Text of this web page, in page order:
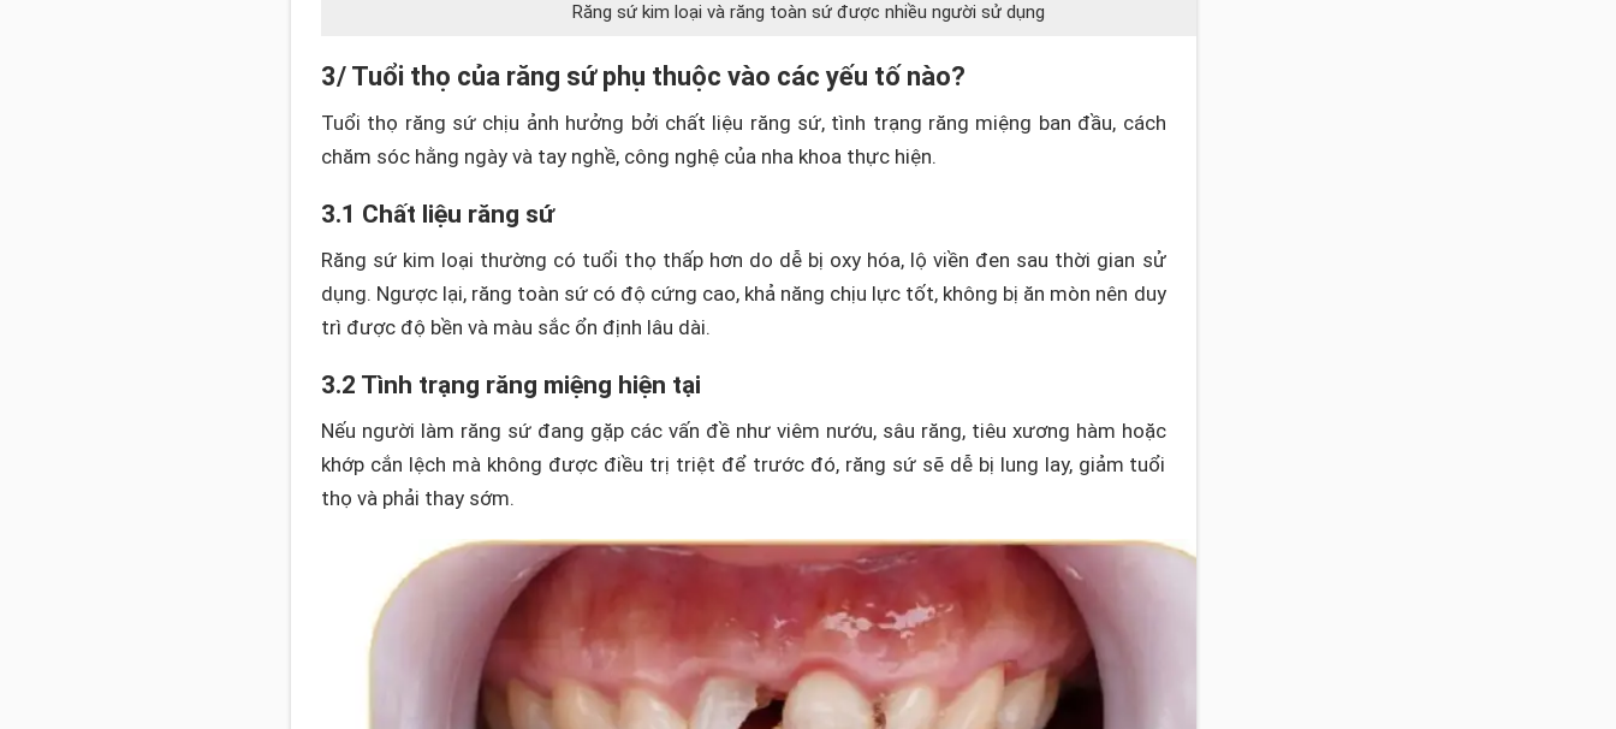
Răng sứ kim loại và răng toàn sứ được nhiều người sử dụng
3/ Tuổi thọ của răng sứ phụ thuộc vào các yếu tố nào?
Tuổi thọ răng sứ chịu ảnh hưởng bởi chất liệu răng sứ, tình trạng răng miệng ban đầu, cách
chăm sóc hằng ngày và tay nghề, công nghệ của nha khoa thực hiện.
3.1 Chất liệu răng sứ
Răng sứ kim loại thường có tuổi thọ thấp hơn do dễ bị oxy hóa, lộ viền đen sau thời gian sử
dụng. Ngược lại, răng toàn sứ có độ cứng cao, khả năng chịu lực tốt, không bị ăn mòn nên duy
trì được độ bền và màu sắc ổn định lâu dài.
3.2 Tình trạng răng miệng hiện tại
Nếu người làm răng sứ đang gặp các vấn đề như viêm nướu, sâu răng, tiêu xương hàm hoặc
khớp cắn lệch mà không được điều trị triệt để trước đó, răng sứ sẽ dễ bị lung lay, giảm tuổi
thọ và phải thay sớm.